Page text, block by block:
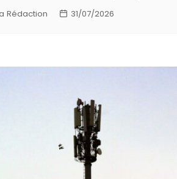
Rédaction 31/07/2026